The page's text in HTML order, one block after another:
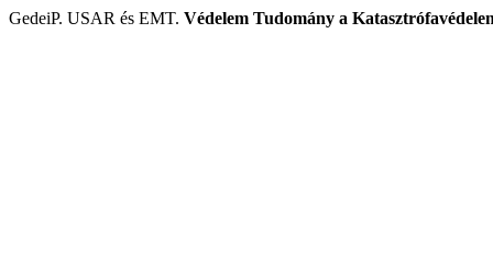
GedeiP. USAR és EMT. Védelem Tudomány a